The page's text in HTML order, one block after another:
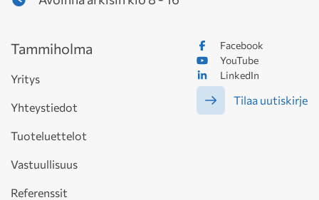
Facebook
YouTube
LinkedIn
Tilaa uutiskirje
Tammiholma
Yritys
Yhteystiedot
Tuoteluettelot
Vastuullisuus
Referenssit